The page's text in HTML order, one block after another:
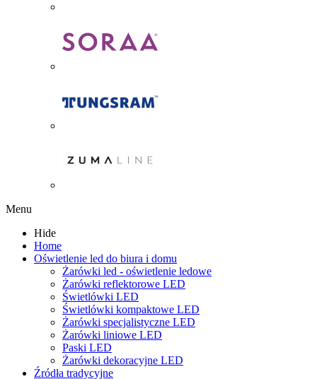
Menu
Hide
Home
Oświetlenie led do biura i domu
Żarówki led - oświetlenie ledowe
Żarówki reflektorowe LED
Świetlówki LED
Świetlówki kompaktowe LED
Żarówki specjalistyczne LED
Żarówki liniowe LED
Paski LED
Żarówki dekoracyjne LED
Źródła tradycyjne